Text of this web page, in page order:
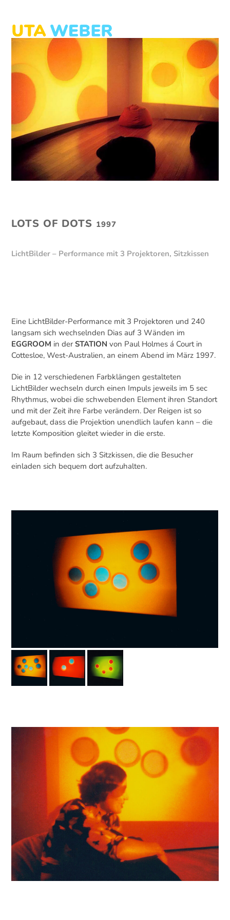
contentOpen
mobile
menu
Close
mobile
menu
LOTS OF DOTS 1997
LichtBilder – Performance mit 3 Projektoren, Sitzkissen
Eine LichtBilder-Performance mit 3 Projektoren und 240
langsam sich wechselnden Dias auf 3 Wänden im
EGGROOM in derSTATION von Paul Holmes á Court in
Cottesloe, West-Australien, an einem Abend im März 1997.
Die in 12 verschiedenen Farbklängen gestalteten
LichtBilder wechseln durch einen Impuls jeweils im 5 sec
Rhythmus, wobei die schwebenden Element ihren Standort
und mit der Zeit ihre Farbe verändern. Der Reigen ist so
aufgebaut, dass die Projektion unendlich laufen kann – die
letzte Komposition gleitet wieder in die erste.
Im Raum befinden sich 3 Sitzkissen, die die Besucher
einladen sich bequem dort aufzuhalten.